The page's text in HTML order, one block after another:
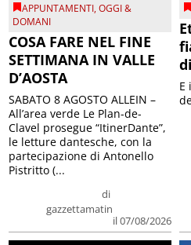
APPUNTAMENTI,OGGI &
DOMANI
COSA FARE NEL FINE
SETTIMANA IN VALLE
D’AOSTA
di
gazzettamatin
il 07/08/2026
SABATO 8 AGOSTO ALLEIN –
All’area verde Le Plan-de-
Clavel prosegue “ItinerDante”,
le letture dantesche, con la
partecipazione di Antonello
Pistritto (...
E